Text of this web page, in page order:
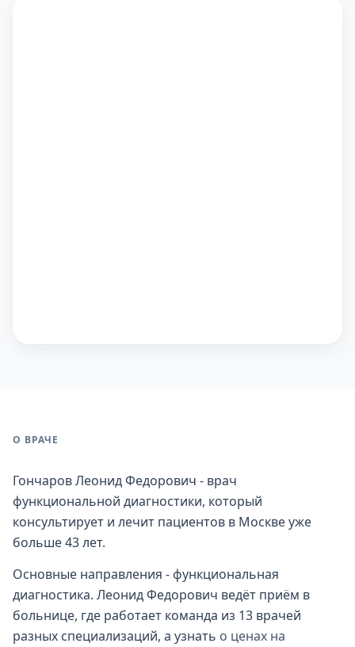
О ВРАЧЕ
Гончаров Леонид Федорович - врач
функциональной диагностики, который
консультирует и лечит пациентов в Москве уже
больше 43 лет.
Основные направления - функциональная
диагностика. Леонид Федорович ведёт приём в
больнице, где работает команда из 13 врачей
разных специализаций, а узнать о ценах на